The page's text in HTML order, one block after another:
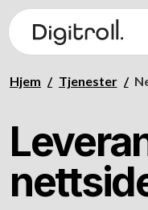
Hjem / Tjenester /